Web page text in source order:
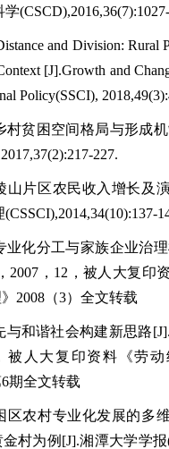
and Division: Rural
[J].Growth and
Policy(SSCI),
村贫困空间格局与形成
227.
山片区农民收入增长及
业化分工与家族企业治
2007，12，被人大复印
2008（3）全文转载
与和谐社会构建新思路
被人大复印资料《劳
期全文转载
区农村专业化发展的多
村为例[J].湘潭大学学报